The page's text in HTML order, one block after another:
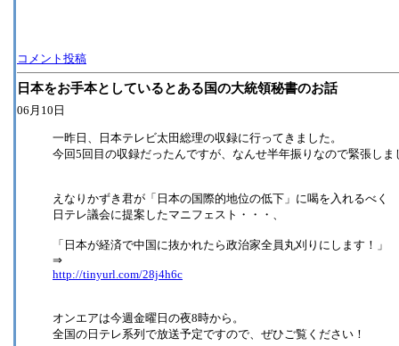
コメント投稿
日本をお手本としているとある国の大統領秘書のお話
06月10日
一昨日、日本テレビ太田総理の収録に行ってきました。
今回5回目の収録だったんですが、なんせ半年振りなので緊張しま
えなりかずき君が「日本の国際的地位の低下」に喝を入れるべく
日テレ議会に提案したマニフェスト・・・、
「日本が経済で中国に抜かれたら政治家全員丸刈りにします！」
⇒
http://tinyurl.com/28j4h6c
オンエアは今週金曜日の夜8時から。
全国の日テレ系列で放送予定ですので、ぜひご覧ください！